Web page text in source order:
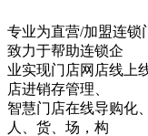
专业为直营/加盟连锁
致力于帮助连锁企
业实现门店网店线上
店进销存管理、
智慧门店在线导购化
人、货、场，构